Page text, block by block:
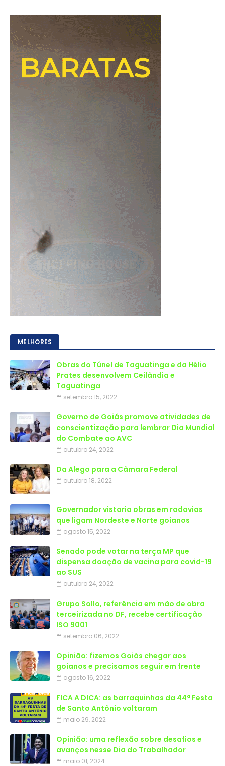
MELHORES
Obras do Túnel de Taguatinga e da Hélio
Prates desenvolvem Ceilândia e
Taguatinga
setembro 15, 2022
Governo de Goiás promove atividades de
conscientização para lembrar Dia Mundial
do Combate ao AVC
outubro 24, 2022
Da Alego para a Câmara Federal
outubro 18, 2022
Governador vistoria obras em rodovias
que ligam Nordeste e Norte goianos
agosto 15, 2022
Senado pode votar na terça MP que
dispensa doação de vacina para covid-19
ao SUS
outubro 24, 2022
Grupo Sollo, referência em mão de obra
terceirizada no DF, recebe certificação
ISO 9001
setembro 06, 2022
Opinião: fizemos Goiás chegar aos
goianos e precisamos seguir em frente
agosto 16, 2022
FICA A DICA: as barraquinhas da 44ª Festa
de Santo Antônio voltaram
maio 29, 2022
Opinião: uma reflexão sobre desafios e
avanços nesse Dia do Trabalhador
maio 01, 2024